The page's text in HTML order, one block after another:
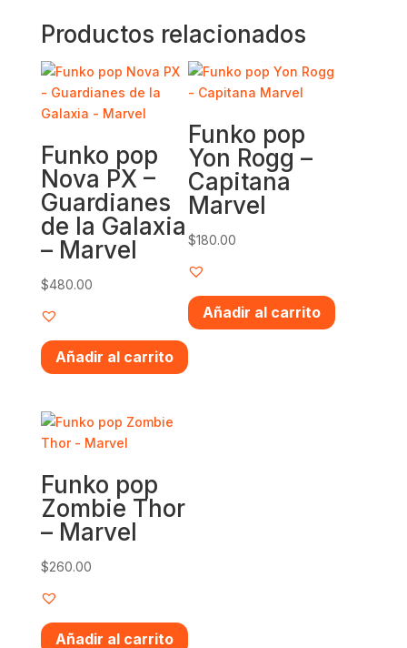
Productos relacionados
Funko pop
Nova PX –
Guardianes
de la Galaxia
– Marvel
$480.00
Añadir al carrito
Funko pop
Yon Rogg –
Capitana
Marvel
$180.00
Añadir al carrito
Funko pop
Zombie Thor
– Marvel
$260.00
Añadir al carrito